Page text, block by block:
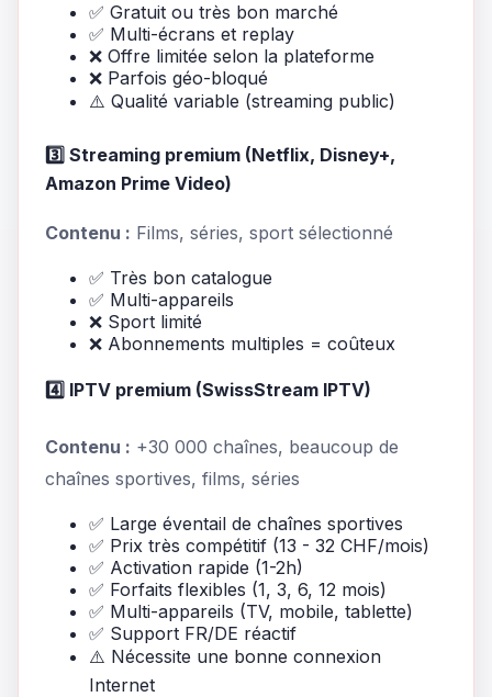
✅ Gratuit ou très bon marché
✅ Multi-écrans et replay
❌ Offre limitée selon la plateforme
❌ Parfois géo-bloqué
⚠️ Qualité variable (streaming public)
3️⃣ Streaming premium (Netflix, Disney+,
Amazon Prime Video)
Contenu : Films, séries, sport sélectionné
✅ Très bon catalogue
✅ Multi-appareils
❌ Sport limité
❌ Abonnements multiples = coûteux
4️⃣ IPTV premium (SwissStream IPTV)
Contenu : +30 000 chaînes, beaucoup de
chaînes sportives, films, séries
✅ Large éventail de chaînes sportives
✅ Prix très compétitif (13 - 32 CHF/mois)
✅ Activation rapide (1-2h)
✅ Forfaits flexibles (1, 3, 6, 12 mois)
✅ Multi-appareils (TV, mobile, tablette)
✅ Support FR/DE réactif
⚠️ Nécessite une bonne connexion
Internet